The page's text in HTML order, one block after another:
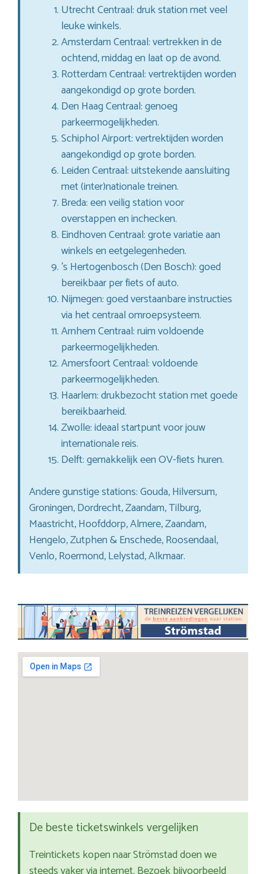
Utrecht Centraal: druk station met veel
leuke winkels.
Amsterdam Centraal: vertrekken in de
ochtend, middag en laat op de avond.
Rotterdam Centraal: vertrektijden worden
aangekondigd op grote borden.
Den Haag Centraal: genoeg
parkeermogelijkheden.
Schiphol Airport: vertrektijden worden
aangekondigd op grote borden.
Leiden Centraal: uitstekende aansluiting
met (inter)nationale treinen.
Breda: een veilig station voor
overstappen en inchecken.
Eindhoven Centraal: grote variatie aan
winkels en eetgelegenheden.
’s Hertogenbosch (Den Bosch): goed
bereikbaar per fiets of auto.
Nijmegen: goed verstaanbare instructies
via het centraal omroepsysteem.
Arnhem Centraal: ruim voldoende
parkeermogelijkheden.
Amersfoort Centraal: voldoende
parkeermogelijkheden.
Haarlem: drukbezocht station met goede
bereikbaarheid.
Zwolle: ideaal startpunt voor jouw
internationale reis.
Delft: gemakkelijk een OV-fiets huren.
Andere gunstige stations: Gouda, Hilversum,
Groningen, Dordrecht, Zaandam, Tilburg,
Maastricht, Hoofddorp, Almere, Zaandam,
Hengelo, Zutphen & Enschede, Roosendaal,
Venlo, Roermond, Lelystad, Alkmaar.
De beste ticketswinkels vergelijken
Treintickets kopen naar Strömstad doen we